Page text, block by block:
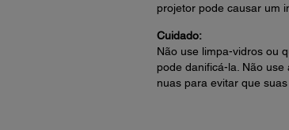
projetor pode causar um
Cuidado:
Não use limpa-vidros ou
pode danificá-la. Não
nuas para evitar que